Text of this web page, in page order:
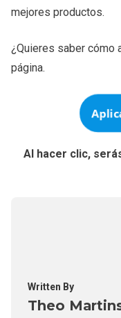
mejores productos.
¿Quieres saber cómo
página.
Al hacer clic,
Written By
Theo